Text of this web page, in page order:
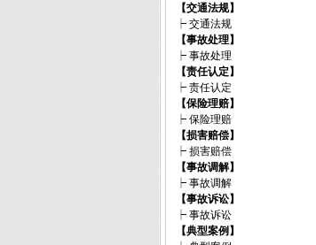
【交通法规】
┝ 交通法规
【事故处理】
┝ 事故处理
【责任认定】
┝ 责任认定
【保险理赔】
┝ 保险理赔
【损害赔偿】
┝ 损害赔偿
【事故调解】
┝ 事故调解
【事故诉讼】
┝ 事故诉讼
【典型案例】